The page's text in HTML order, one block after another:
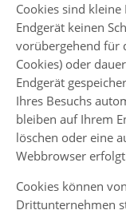
Cookies sind
Endgerät keinen
vorübergehend für
Cookies) oder
Endgerät
Ihres Besuchs
bleiben auf Ihrem
löschen oder eine
Webbrowser
Cookies können
Drittunternehmen